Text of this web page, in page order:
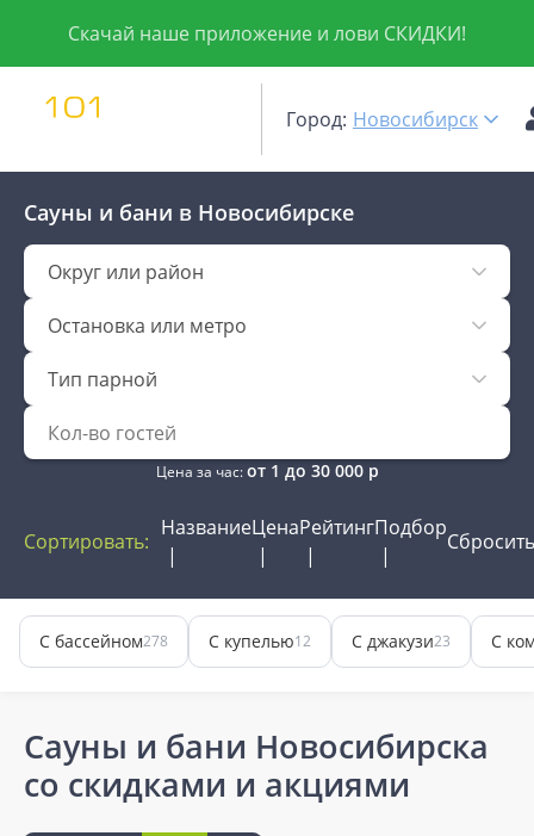
Скачай наше приложение и лови СКИДКИ!
Город: Новосибирск
Сауны и бани в Новосибирске
Округ или район
Остановка или метро
Тип парной
Цена за час:от 1 до 30 000р
Сортировать:
НазваниеЦенаРейтингПодбор
Сбросить
С бассейном278 С купелью12 С джакузи23 С
Сауны и бани Новосибирска
со скидками и акциями